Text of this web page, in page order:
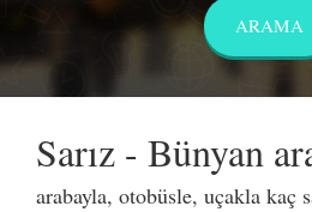
Sarız - Bünyan
arabayla, otobüsle, uçakla kaç